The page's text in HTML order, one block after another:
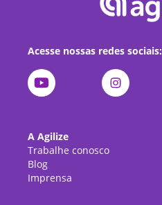
Acesse nossas redes sociais:
A Agilize
Trabalhe conosco
Blog
Imprensa